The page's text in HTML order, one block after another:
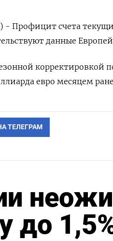
- Профицит счета
данные
корректировкой
евро месяцем
ТЕЛЕГРАМ
до